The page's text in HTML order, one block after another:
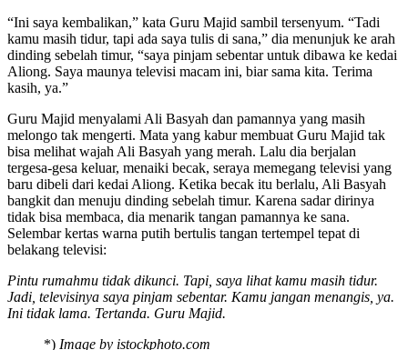
“Ini saya kembalikan,” kata Guru Majid sambil tersenyum. “Tadi
kamu masih tidur, tapi ada saya tulis di sana,” dia menunjuk ke arah
dinding sebelah timur, “saya pinjam sebentar untuk dibawa ke kedai
Aliong. Saya maunya televisi macam ini, biar sama kita. Terima
kasih, ya.”
Guru Majid menyalami Ali Basyah dan pamannya yang masih
melongo tak mengerti. Mata yang kabur membuat Guru Majid tak
bisa melihat wajah Ali Basyah yang merah. Lalu dia berjalan
tergesa-gesa keluar, menaiki becak, seraya memegang televisi yang
baru dibeli dari kedai Aliong. Ketika becak itu berlalu, Ali Basyah
bangkit dan menuju dinding sebelah timur. Karena sadar dirinya
tidak bisa membaca, dia menarik tangan pamannya ke sana.
Selembar kertas warna putih bertulis tangan tertempel tepat di
belakang televisi:
Pintu rumahmu tidak dikunci. Tapi, saya lihat kamu masih tidur.
Jadi, televisinya saya pinjam sebentar. Kamu jangan menangis, ya.
Ini tidak lama. Tertanda. Guru Majid.
*) Image by istockphoto.com